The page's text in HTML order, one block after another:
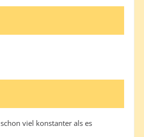
viel konstanter als es